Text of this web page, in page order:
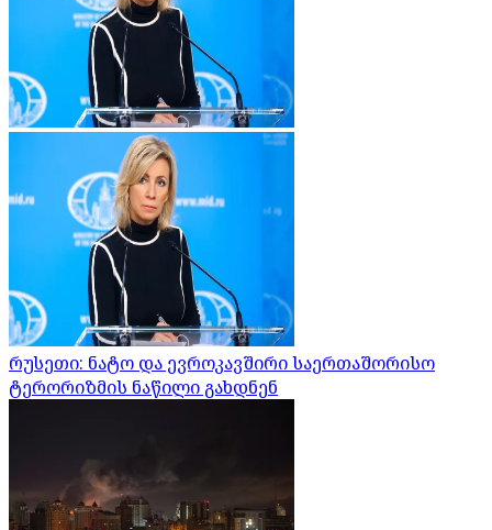
რუსეთი: ნატო და ევროკავშირი საერთაშორისო
ტერორიზმის ნაწილი გახდნენ